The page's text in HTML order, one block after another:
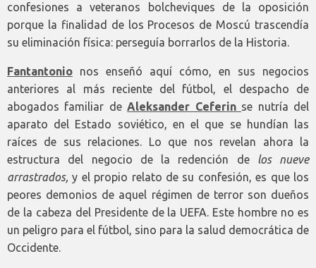
confesiones a veteranos bolcheviques de la oposición
porque la finalidad de los Procesos de Moscú trascendía
su eliminación física: perseguía borrarlos de la Historia.
Fantantonio nos enseñó aquí cómo, en sus negocios
anteriores al más reciente del fútbol, el despacho de
abogados familiar deAleksander Ceferin se nutría del
aparato del Estado soviético, en el que se hundían las
raíces de sus relaciones. Lo que nos revelan ahora la
estructura del negocio de la redención de los
nueve
arrastrados,y el propio relato de su confesión, es que los
peores demonios de aquel régimen de terror son dueños
de la cabeza del Presidente de la UEFA. Este hombre no es
un peligro para el fútbol, sino para la salud democrática de
Occidente.